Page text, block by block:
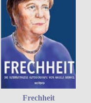
Frechheit